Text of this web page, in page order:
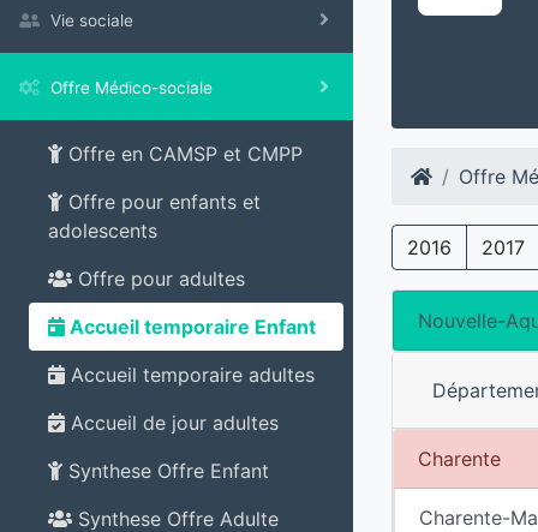
Vie sociale
Offre Médico-sociale
Offre en CAMSP et CMPP
Offre pour enfants et
adolescents
Offre pour adultes
Accueil temporaire Enfant
Accueil temporaire adultes
Accueil de jour adultes
Synthese Offre Enfant
Synthese Offre Adulte
Offre
2016 2017
Nouvelle-
Charente
Charente-